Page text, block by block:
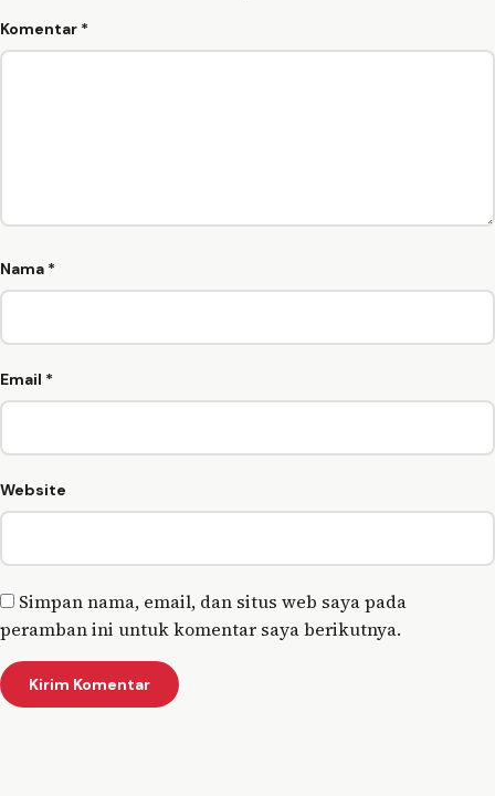
Komentar *
Nama *
Email *
Website
Simpan nama, email, dan situs web saya pada
peramban ini untuk komentar saya berikutnya.